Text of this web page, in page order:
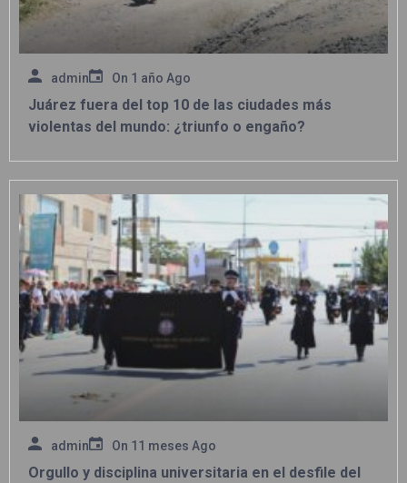
admin On 1 año Ago
Juárez fuera del top 10 de las ciudades más
violentas del mundo: ¿triunfo o engaño?
admin On 11 meses Ago
Orgullo y disciplina universitaria en el desfile del